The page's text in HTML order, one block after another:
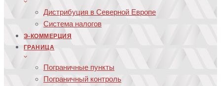
Дистрибуция в Северной Европе
Система налогов
Э-КОММЕРЦИЯ
ГРАНИЦА
Пограничные пункты
Пограничный контроль